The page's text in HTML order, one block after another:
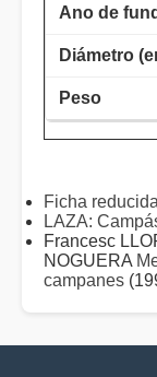
Ficha
LAZA:
Francesc
NOGUERA
campanes